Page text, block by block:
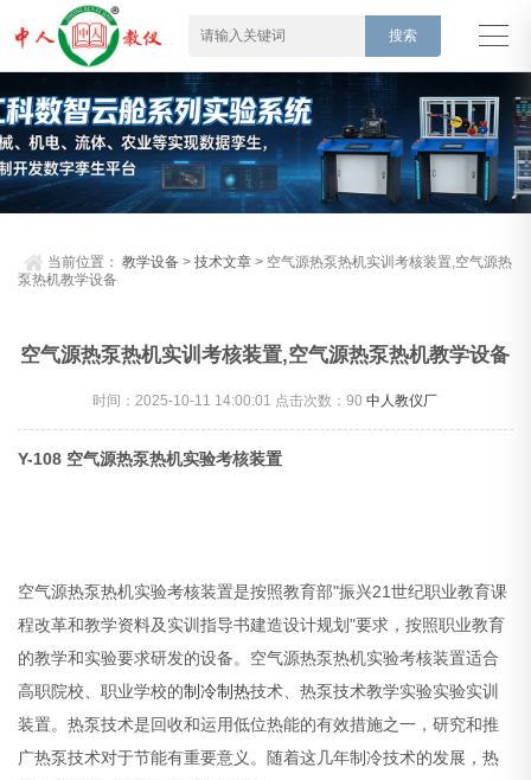
当前位置：教学设备 >技术文章 > 空气源热泵热机实训考核装置,空气源热
泵热机教学设备
空气源热泵热机实训考核装置,空气源热泵热机教学设备
时间：2025-10-11 14:00:01 点击次数：90中人教仪厂
Y-108 空气源热泵热机实验考核装置
空气源热泵热机实验考核装置是按照教育部"振兴21世纪职业教育课
程改革和教学资料及实训指导书建造设计规划"要求，按照职业教育
的教学和实验要求研发的设备。空气源热泵热机实验考核装置适合
高职院校、职业学校的制冷制热技术、热泵技术教学实验实验实训
装置。热泵技术是回收和运用低位热能的有效措施之一，研究和推
广热泵技术对于节能有重要意义。随着这几年制冷技术的发展，热